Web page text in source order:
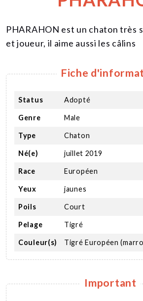
NOUS
PHARAHON est un chaton très
et joueur, il aime aussi les câlins
Fiche
Status Adopté
Genre Male
Type Chaton
Né(e) juillet 2019
Race Européen
Yeux jaunes
Poils Court
Pelage Tigré
Couleur(s) Tigré Européen
Important